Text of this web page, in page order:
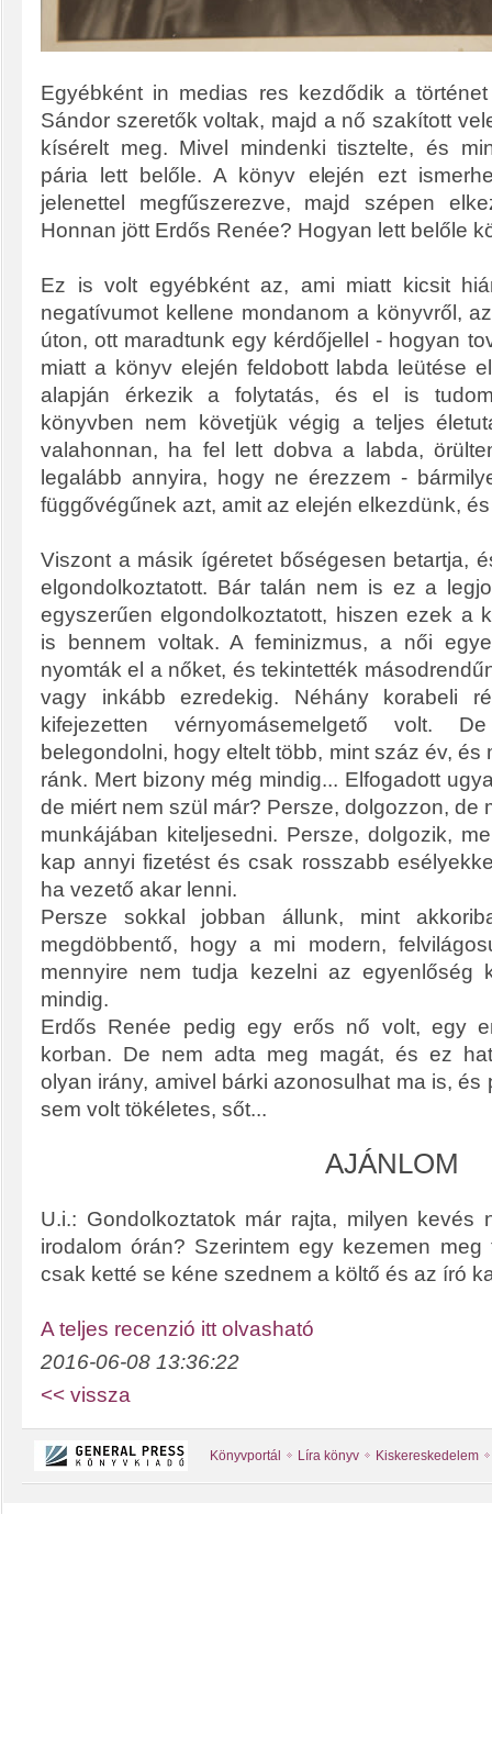
Egyébként in medias res kezdődik a
Sándor szeretők voltak, majd a nő szakított
kísérelt meg. Mivel mindenki tisztelte, és
pária lett belőle. A könyv elején ezt
jelenettel megfűszerezve, majd szépen
Honnan jött Erdős Renée? Hogyan lett belőle
Ez is volt egyébként az, ami miatt kicsit
negatívumot kellene mondanom a könyvről,
úton, ott maradtunk egy kérdőjellel - hogyan
miatt a könyv elején feldobott labda leütése
alapján érkezik a folytatás, és el is
könyvben nem követjük végig a teljes
valahonnan, ha fel lett dobva a labda,
legalább annyira, hogy ne érezzem -
függővégűnek azt, amit az elején elkezdünk,
Viszont a másik ígéretet bőségesen betartja,
elgondolkoztatott. Bár talán nem is ez a
egyszerűen elgondolkoztatott, hiszen ezek a
is bennem voltak. A feminizmus, a női
nyomták el a nőket, és tekintették
vagy inkább ezredekig. Néhány korabeli
kifejezetten vérnyomásemelgető volt.
belegondolni, hogy eltelt több, mint száz év,
ránk. Mert bizony még mindig... Elfogadott
de miért nem szül már? Persze, dolgozzon, de
munkájában kiteljesedni. Persze, dolgozik,
kap annyi fizetést és csak rosszabb
ha vezető akar lenni.
Persze sokkal jobban állunk, mint
megdöbbentő, hogy a mi modern,
mennyire nem tudja kezelni az egyenlőség
mindig.
Erdős Renée pedig egy erős nő volt, egy
korban. De nem adta meg magát, és ez
olyan irány, amivel bárki azonosulhat ma is, és
sem volt tökéletes, sőt...
AJÁNLOM
U.i.: Gondolkoztatok már rajta, milyen kevés
irodalom órán? Szerintem egy kezemen
csak ketté se kéne szednem a költő és az író
A teljes recenzió itt olvasható
2016-06-08 13:36:22
<< vissza
Könyvportál Líra könyv Kiskereskedelem